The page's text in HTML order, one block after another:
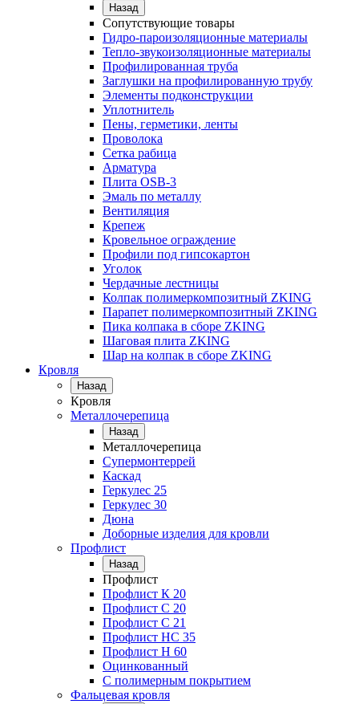
Назад
Сопутствующие товары
Гидро-пароизоляционные материалы
Тепло-звукоизоляционные материалы
Профилированная труба
Заглушки на профилированную трубу
Элементы подконструкции
Уплотнитель
Пены, герметики, ленты
Проволока
Сетка рабица
Арматура
Плита OSB-3
Эмаль по металлу
Вентиляция
Крепеж
Кровельное ограждение
Профили под гипсокартон
Уголок
Чердачные лестницы
Колпак полимеркомпозитный ZKING
Парапет полимеркомпозитный ZKING
Пика колпака в сборе ZKING
Шаговая плита ZKING
Шар на колпак в сборе ZKING
Кровля
Назад
Кровля
Металлочерепица
Назад
Металлочерепица
Супермонтеррей
Каскад
Геркулес 25
Геркулес 30
Дюна
Доборные изделия для кровли
Профлист
Назад
Профлист
Профлист К 20
Профлист С 20
Профлист C 21
Профлист НС 35
Профлист Н 60
Оцинкованный
С полимерным покрытием
Фальцевая кровля